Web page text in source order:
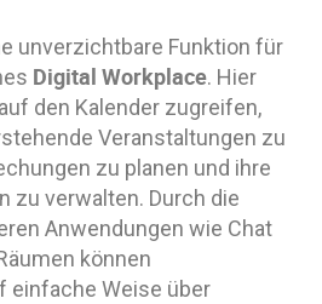
unverzichtbare Funktion für
Digital Workplace. Hier
den Kalender zugreifen,
Veranstaltungen zu
zu planen und ihre
zu verwalten. Durch die
Anwendungen wie Chat
können
einfache Weise über